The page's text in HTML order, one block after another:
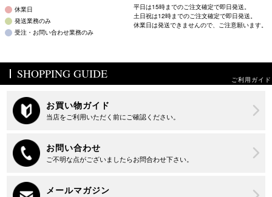
休業日
発送業務のみ
受注・お問い合わせ業務のみ
平日は15時までのご注文確定で即日発送。
土日祝は12時までのご注文確定で即日発送。
休業日は発送できませんので、ご注意願います。
SHOPPING GUIDE ご利用ガイド